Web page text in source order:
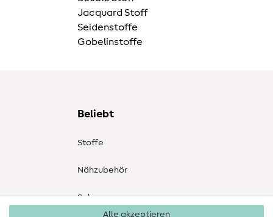
Jacquard Stoff
Seidenstoffe
Gobelinstoffe
Beliebt
Stoffe
Nähzubehör
Sale
Alle akzeptieren